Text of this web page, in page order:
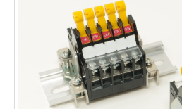
よくある質問
会員登録